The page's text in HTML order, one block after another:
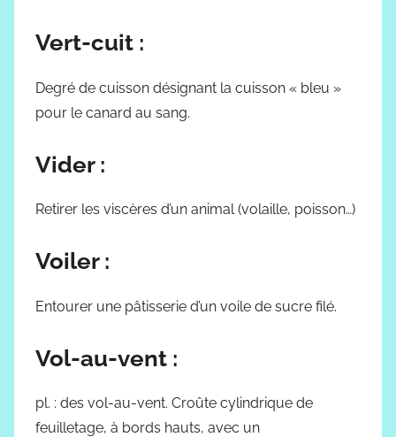
Vert-cuit :
Degré de cuisson désignant la cuisson « bleu »
pour le canard au sang.
Vider :
Retirer les viscères d’un animal (volaille, poisson…)
Voiler :
Entourer une pâtisserie d’un voile de sucre filé.
Vol-au-vent :
pl. : des vol-au-vent. Croûte cylindrique de
feuilletage, à bords hauts, avec un